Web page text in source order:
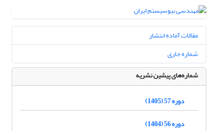
مقالات آماده انتشار
شماره جاری
شماره‌های پیشین نشریه
دوره 57 (1405)
دوره 56 (1404)